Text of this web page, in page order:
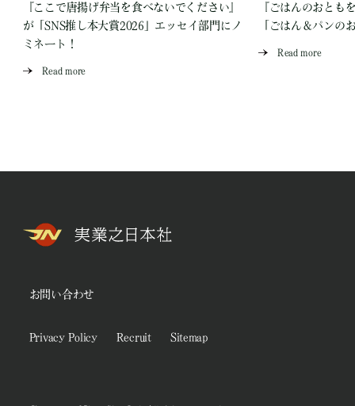
『ここで唐揚げ弁当を食べないでください』
が「SNS推し本大賞2026」エッセイ部門にノ
ミネート！
Read more
『ごはんのおとも
「ごはん＆パンの
Read more
お問い合わせ
Privacy Policy Recruit Sitemap